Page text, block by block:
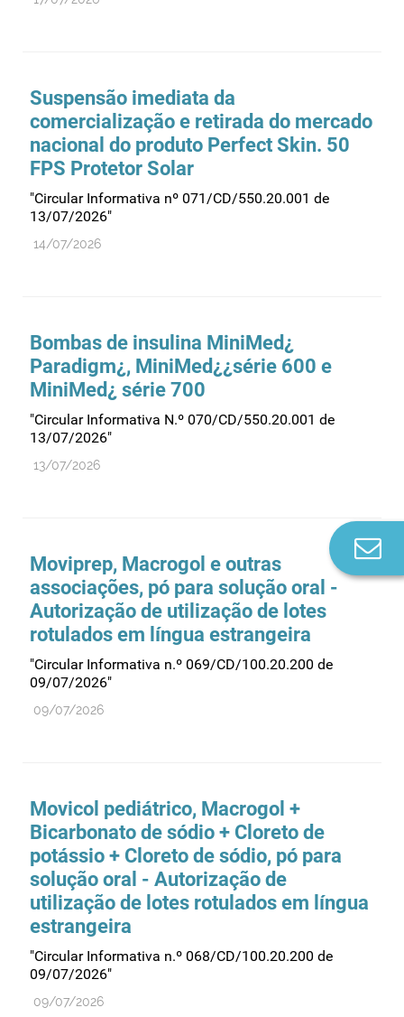
Suspensão imediata da
comercialização e retirada do mercado
nacional do produto Perfect Skin. 50
FPS Protetor Solar
"Circular Informativa nº 071/CD/550.20.001 de
13/07/2026"
14/07/2026
Bombas de insulina MiniMed¿
Paradigm¿, MiniMed¿¿série 600 e
MiniMed¿ série 700
"Circular Informativa N.º 070/CD/550.20.001 de
13/07/2026"
13/07/2026
Moviprep, Macrogol e outras
associações, pó para solução oral -
Autorização de utilização de lotes
rotulados em língua estrangeira
"Circular Informativa n.º 069/CD/100.20.200 de
09/07/2026"
09/07/2026
Movicol pediátrico, Macrogol +
Bicarbonato de sódio + Cloreto de
potássio + Cloreto de sódio, pó para
solução oral - Autorização de
utilização de lotes rotulados em língua
estrangeira
"Circular Informativa n.º 068/CD/100.20.200 de
09/07/2026"
09/07/2026